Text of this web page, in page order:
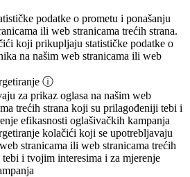
podatke o prometu i ponašanju
ili web stranicama trećih strana.
koji prikupljaju statističke podatke o
na našim web stranicama ili web
ⓘ
za prikaz oglasa na našim web
trećih strana koji su prilagođeniji tebi i
efikasnosti oglašivačkih kampanja
kolačići koji se upotrebljavaju
stranicama ili web stranicama trećih
i tvojim interesima i za mjerenje